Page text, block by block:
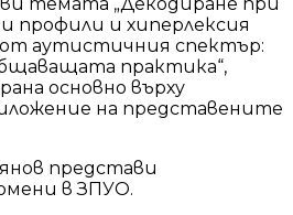
профили и хиперлексия
аутистичния спектър:
практика“,
основно върху
на представените
представи
в ЗПУО.